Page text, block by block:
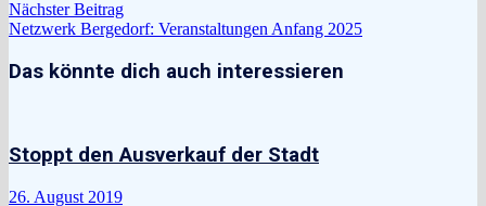
Nächster BeitragNächster
Beitrag:
Netzwerk Bergedorf: Veranstaltungen Anfang 2025
Das könnte dich auch interessieren
Stoppt den Ausverkauf der Stadt
26. August 2019